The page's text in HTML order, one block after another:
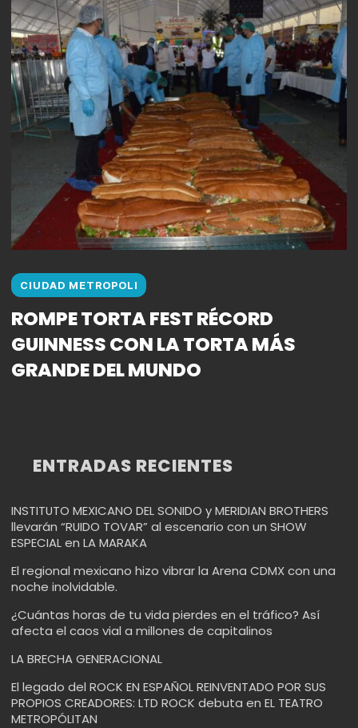
CIUDAD METROPOLI
ROMPE TORTA FEST RÉCORD
GUINNESS CON LA TORTA MÁS
GRANDE DEL MUNDO
ENTRADAS RECIENTES
INSTITUTO MEXICANO DEL SONIDO y MERIDIAN BROTHERS
llevarán “RUIDO TOVAR” al escenario con un SHOW
ESPECIAL en LA MARAKA
El regional mexicano hizo vibrar la Arena CDMX con una
noche inolvidable.
¿Cuántas horas de tu vida pierdes en el tráfico? Así
afecta el caos vial a millones de capitalinos
LA BRECHA GENERACIONAL
El legado del ROCK EN ESPAÑOL REINVENTADO POR SUS
PROPIOS CREADORES: LTD ROCK debuta en EL TEATRO
METROPÓLITAN